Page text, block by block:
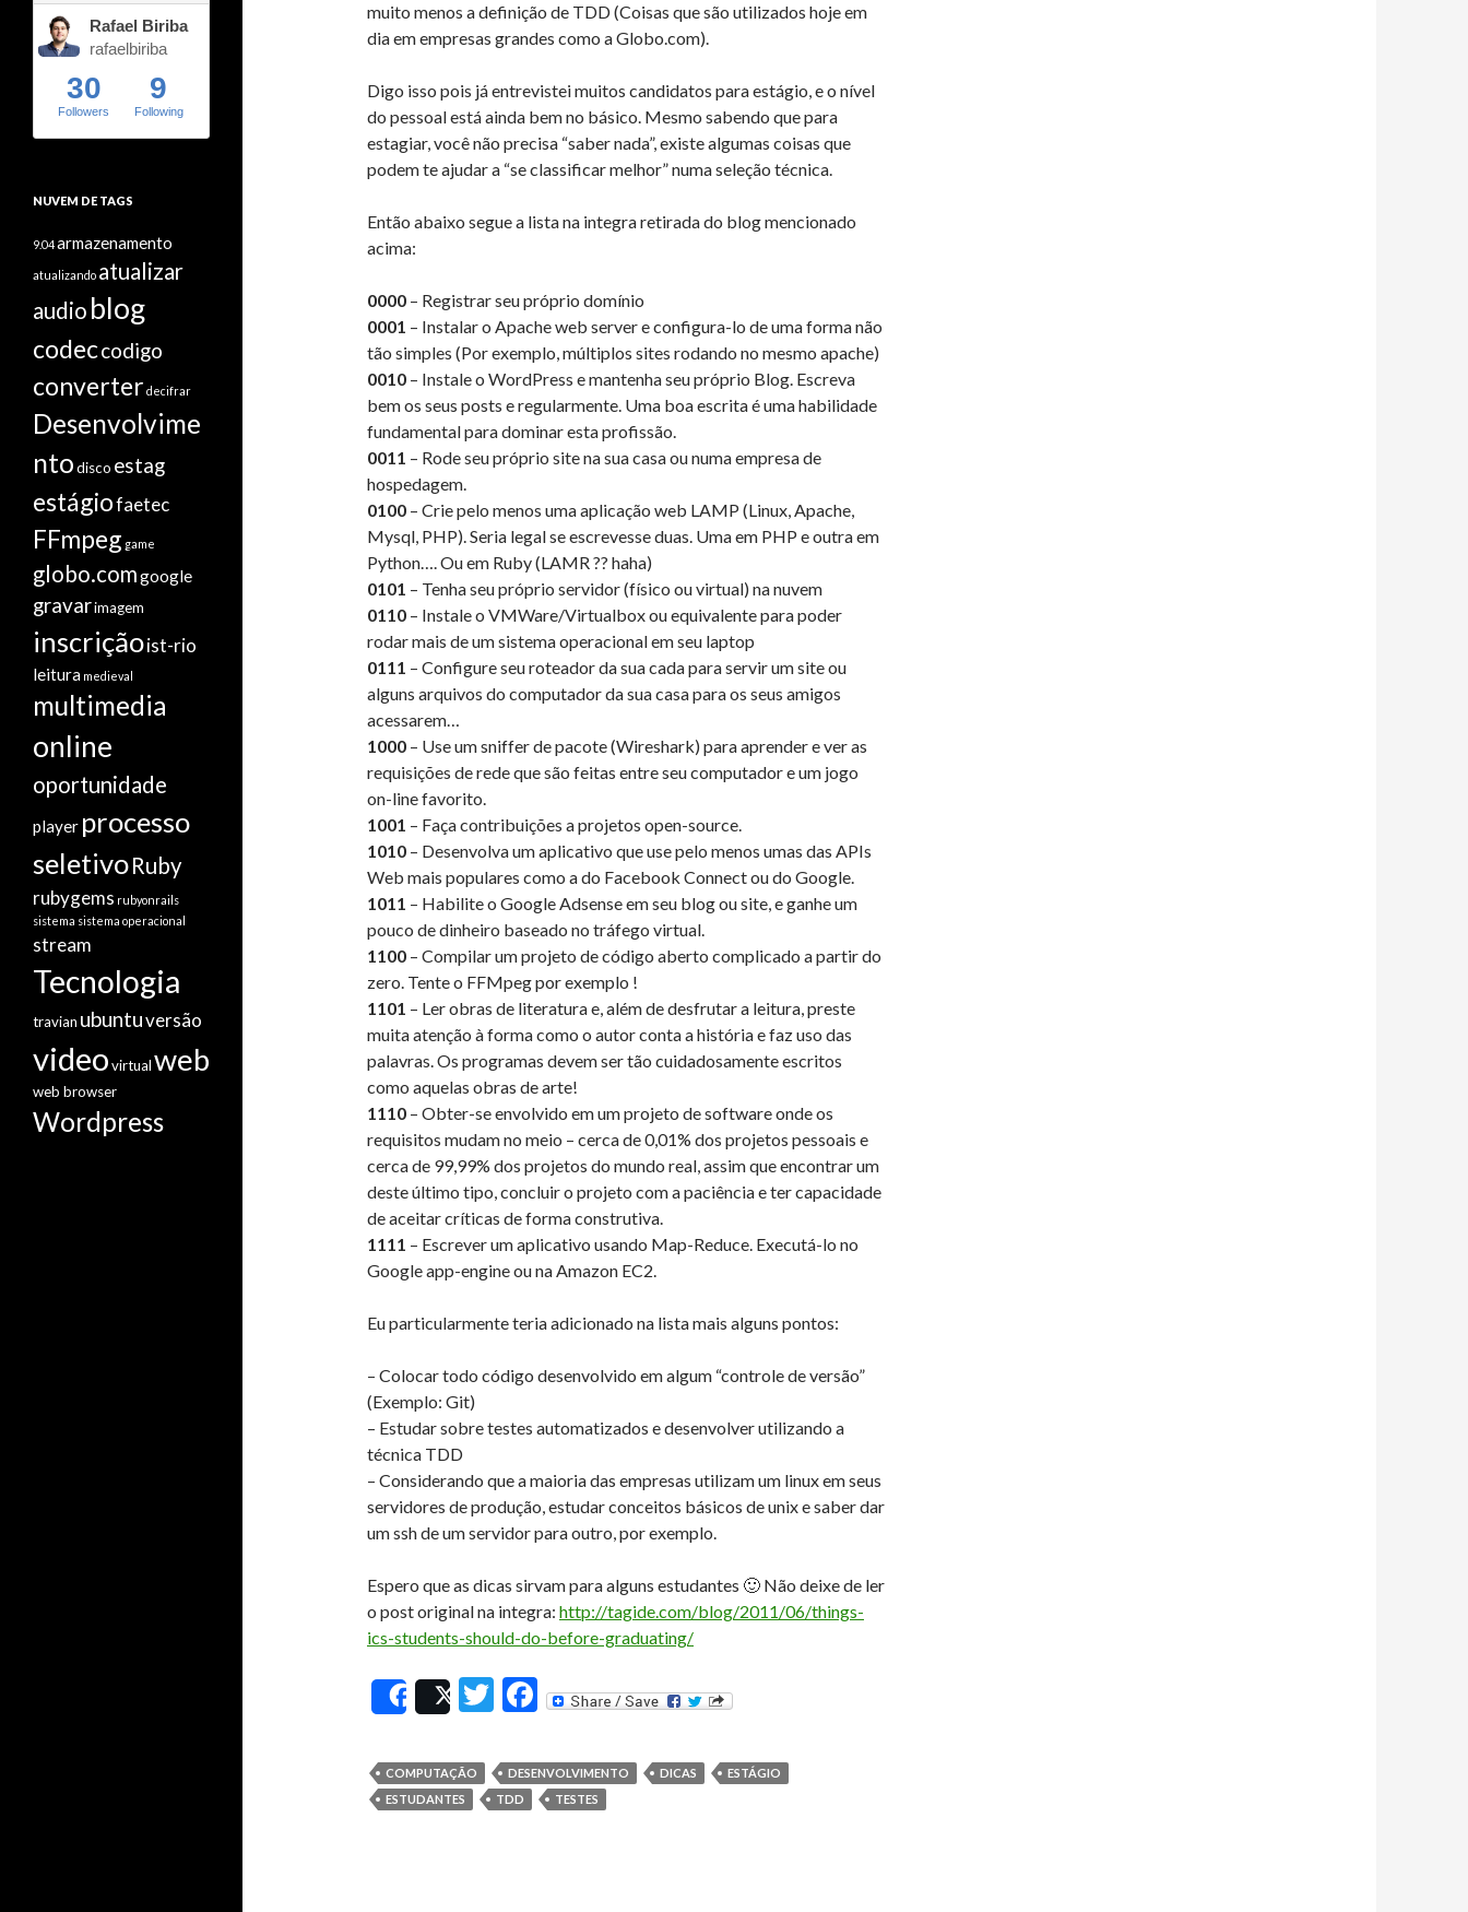
muito menos a definição de TDD (Coisas que são utilizados hoje em
dia em empresas grandes como a Globo.com).
Digo isso pois já entrevistei muitos candidatos para estágio, e o nível
do pessoal está ainda bem no básico. Mesmo sabendo que para
estagiar, você não precisa “saber nada”, existe algumas coisas que
podem te ajudar a “se classificar melhor” numa seleção técnica.
Então abaixo segue a lista na integra retirada do blog mencionado
acima:
0000 – Registrar seu próprio domínio
0001 – Instalar o Apache web server e configura-lo de uma forma não
tão simples (Por exemplo, múltiplos sites rodando no mesmo apache)
0010 – Instale o WordPress e mantenha seu próprio Blog. Escreva
bem os seus posts e regularmente. Uma boa escrita é uma habilidade
fundamental para dominar esta profissão.
0011 – Rode seu próprio site na sua casa ou numa empresa de
hospedagem.
0100 – Crie pelo menos uma aplicação web LAMP (Linux, Apache,
Mysql, PHP). Seria legal se escrevesse duas. Uma em PHP e outra em
Python…. Ou em Ruby (LAMR ?? haha)
0101 – Tenha seu próprio servidor (físico ou virtual) na nuvem
0110 – Instale o VMWare/Virtualbox ou equivalente para poder
rodar mais de um sistema operacional em seu laptop
0111 – Configure seu roteador da sua cada para servir um site ou
alguns arquivos do computador da sua casa para os seus amigos
acessarem…
1000 – Use um sniffer de pacote (Wireshark) para aprender e ver as
requisições de rede que são feitas entre seu computador e um jogo
on-line favorito.
1001 – Faça contribuições a projetos open-source.
1010 – Desenvolva um aplicativo que use pelo menos umas das APIs
Web mais populares como a do Facebook Connect ou do Google.
1011 – Habilite o Google Adsense em seu blog ou site, e ganhe um
pouco de dinheiro baseado no tráfego virtual.
1100 – Compilar um projeto de código aberto complicado a partir do
zero. Tente o FFMpeg por exemplo !
1101 – Ler obras de literatura e, além de desfrutar a leitura, preste
muita atenção à forma como o autor conta a história e faz uso das
palavras. Os programas devem ser tão cuidadosamente escritos
como aquelas obras de arte!
1110 – Obter-se envolvido em um projeto de software onde os
requisitos mudam no meio – cerca de 0,01% dos projetos pessoais e
cerca de 99,99% dos projetos do mundo real, assim que encontrar um
deste último tipo, concluir o projeto com a paciência e ter capacidade
de aceitar críticas de forma construtiva.
1111 – Escrever um aplicativo usando Map-Reduce. Executá-lo no
Google app-engine ou na Amazon EC2.
Eu particularmente teria adicionado na lista mais alguns pontos:
– Colocar todo código desenvolvido em algum “controle de versão”
(Exemplo: Git)
– Estudar sobre testes automatizados e desenvolver utilizando a
técnica TDD
– Considerando que a maioria das empresas utilizam um linux em seus
servidores de produção, estudar conceitos básicos de unix e saber dar
um ssh de um servidor para outro, por exemplo.
Espero que as dicas sirvam para alguns estudantes 🙂 Não deixe de ler
o post original na integra: http://tagide.com/blog/2011/06/things-
ics-students-should-do-before-graduating/
SharePostT
itt
er
F
e
b
COMPUTAÇÃO DESENVOLVIMENTO DICAS
ESTÁGIO
ESTUDANTES
TDD TESTES
Rafael Biriba
rafaelbiriba
30
Followers
9
Following
NUVEM DE TAGS
9.04armazenamento
atualizando atualizar
audio blog
codeccodigo
converter decifrar
Desenvolvime
ntodisco estag
estágiofaetec
FFmpeg game
globo.comgoogle
gravarimagem
inscriçãoist-rio
leitura medieval
multimedia
online
oportunidade
player processo
seletivoRuby
rubygems rubyonrails
sistema sistema operacional
stream
Tecnologia
travian ubuntuversão
videovirtualweb
web browser
Wordpress